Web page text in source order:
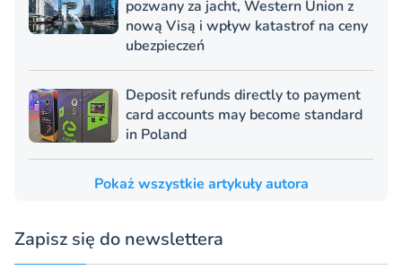
pozwany za jacht, Western Union z
nową Visą i wpływ katastrof na ceny
ubezpieczeń
Deposit refunds directly to payment
card accounts may become standard
in Poland
Pokaż wszystkie artykuły autora
Zapisz się do newslettera